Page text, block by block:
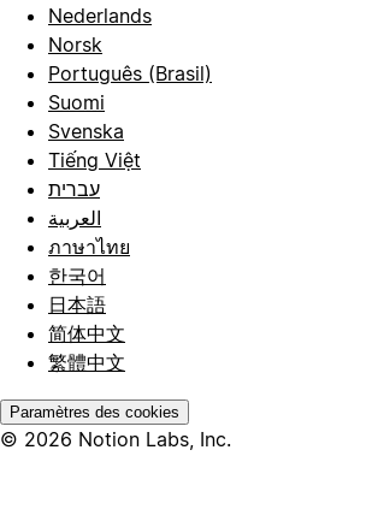
Nederlands
Norsk
Português (Brasil)
Suomi
Svenska
Tiếng Việt
עברית
العربية
ภาษาไทย
한국어
日本語
简体中文
繁體中文
Paramètres des cookies
© 2026 Notion Labs, Inc.